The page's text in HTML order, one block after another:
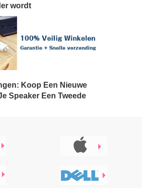
wordt
Koop Een Nieuwe
Speaker Een Tweede